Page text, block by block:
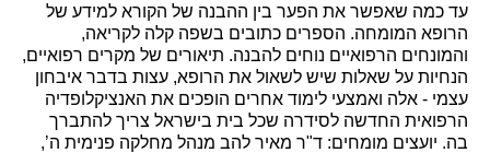
עד כמה שאפשר את הפער בין ההבנה של הקורא למידע של
הרופא המומחה. הספרים כתובים בשפה קלה לקריאה,
והמונחים הרפואיים נוחים להבנה. תיאורים של מקרים רפואיים,
הנחיות על שאלות שיש לשאול את הרופא, עצות בדבר איבחון
עצמי - אלה ואמצעי לימוד אחרים הופכים את האנציקלופדיה
הרפואית החדשה לסידרה שכל בית בישראל צריך להתברך
בה. יועצים מומחים: ד"ר מאיר להב מנהל מחלקה פנימית ה’,